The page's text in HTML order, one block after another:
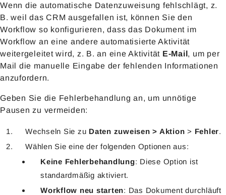
Wenn die automatische Datenzuweisung fehlschlägt, z.
B. weil das CRM ausgefallen ist, können Sie den
Workflow so konfigurieren, dass das Dokument im
Workflow an eine andere automatisierte Aktivität
weitergeleitet wird, z. B. an eine Aktivität E-Mail, um per
Mail die manuelle Eingabe der fehlenden Informationen
anzufordern.
Geben Sie die Fehlerbehandlung an, um unnötige
Pausen zu vermeiden:
Wechseln Sie zu Daten zuweisen > Aktion > Fehler.
Wählen Sie eine der folgenden Optionen aus:
Keine Fehlerbehandlung: Diese Option ist
standardmäßig aktiviert.
Workflow neu starten: Das Dokument durchläuft